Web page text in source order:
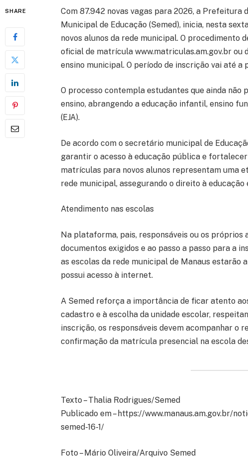
SHARE
Com 87.942 novas vagas para 2026, a Prefeitura
Municipal de Educação (Semed), inicia, nesta
novos alunos da rede municipal. O procedimento
oficial de matrícula www.matriculas.am.gov.br ou
ensino municipal. O período de inscrição vai até a
O processo contempla estudantes que ainda não
ensino, abrangendo a educação infantil, ensino
(EJA).
De acordo com o secretário municipal de
garantir o acesso à educação pública e
matrículas para novos alunos representam uma
rede municipal, assegurando o direito à educação
Atendimento nas escolas
Na plataforma, pais, responsáveis ou os próprios
documentos exigidos e ao passo a passo para a
as escolas da rede municipal de Manaus estarão
possui acesso à internet.
A Semed reforça a importância de ficar atento
cadastro e à escolha da unidade escolar,
inscrição, os responsáveis devem acompanhar o
confirmação da matrícula presencial na escola
Texto – Thalia Rodrigues/Semed
Publicado em – https://www.manaus.am.gov.br/
semed-16-1/
Foto – Mário Oliveira/Arquivo Semed